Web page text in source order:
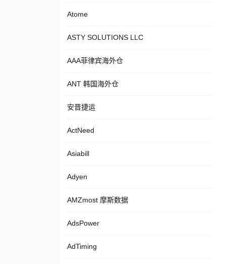
Atome
ASTY SOLUTIONS LLC
AAA菲律宾海外仓
ANT 韩国海外仓
安晋捷运
ActNeed
Asiabill
Adyen
AMZmost 摩斯数据
AdsPower
AdTiming